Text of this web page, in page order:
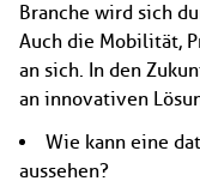
Branche wird sich
Auch die Mobilität,
an sich. In den
an innovativen
Wie kann eine
aussehen?